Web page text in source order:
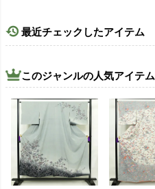
最近チェックしたアイテム
このジャンルの人気アイテム